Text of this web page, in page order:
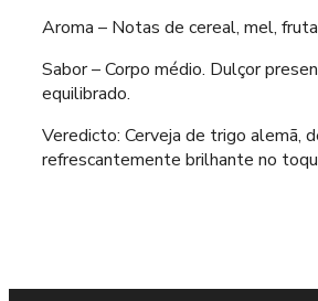
Aroma – Notas de cereal, mel,
Sabor – Corpo médio. Dulçor
equilibrado.
Veredicto: Cerveja de trigo alemã,
refrescantemente brilhante no